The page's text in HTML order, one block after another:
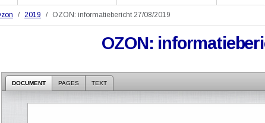
2019 OZON: informatiebericht 27/08/2019
OZON:
DOCUMENT PAGES TEXT